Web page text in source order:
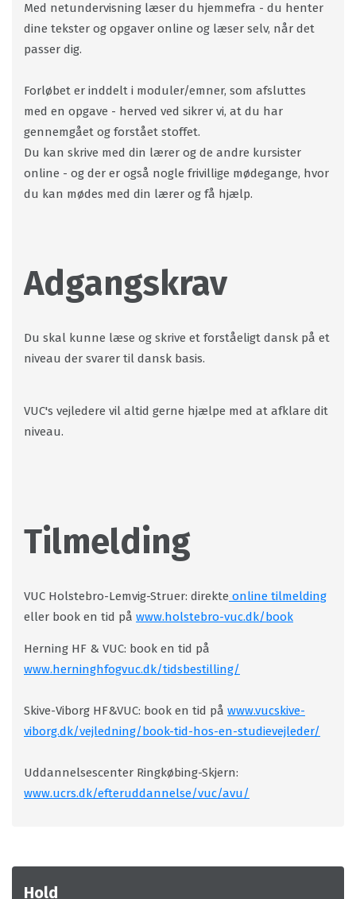
Med netundervisning læser du hjemmefra - du henter
dine tekster og opgaver online og læser selv, når det
passer dig.
Forløbet er inddelt i moduler/emner, som afsluttes
med en opgave - herved ved sikrer vi, at du har
gennemgået og forstået stoffet.
Du kan skrive med din lærer og de andre kursister
online - og der er også nogle frivillige mødegange, hvor
du kan mødes med din lærer og få hjælp.
Adgangskrav
Du skal kunne læse og skrive et forståeligt dansk på et
niveau der svarer til dansk basis.
VUC's vejledere vil altid gerne hjælpe med at afklare dit
niveau.
Tilmelding
VUC Holstebro-Lemvig-Struer: direkte online tilmelding
eller book en tid på www.holstebro-vuc.dk/book
Herning HF & VUC: book en tid på
www.herninghfogvuc.dk/tidsbestilling/
Skive-Viborg HF&VUC: book en tid på www.vucskive-
viborg.dk/vejledning/book-tid-hos-en-studievejleder/
Uddannelsescenter Ringkøbing-Skjern:
www.ucrs.dk/efteruddannelse/vuc/avu/
Hold